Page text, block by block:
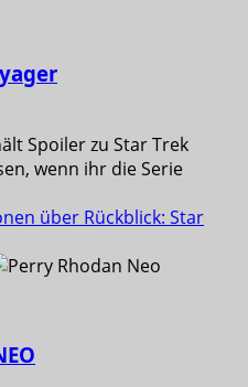
Spoiler zu Star Trek
wenn ihr die Serie
über Rückblick: Star